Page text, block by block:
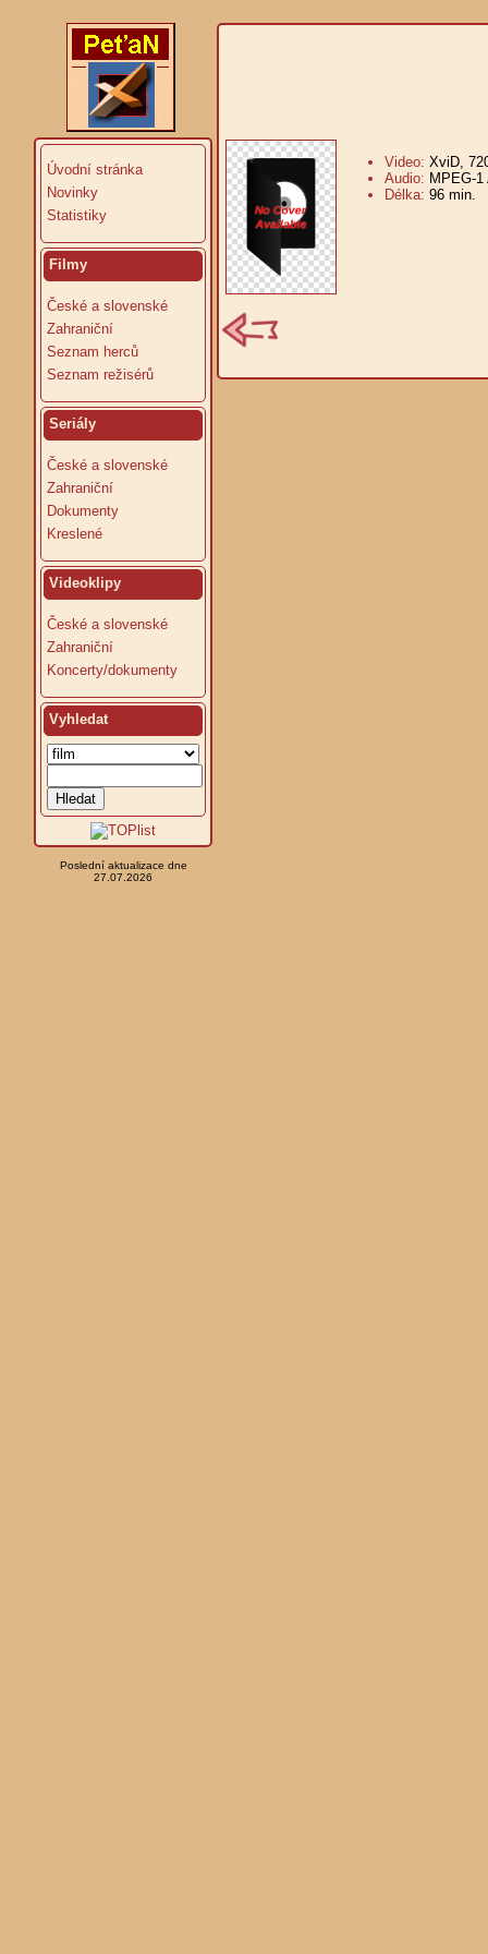
Úvodní stránka
Novinky
Statistiky
Filmy
České a slovenské
Zahraniční
Seznam herců
Seznam režisérů
Seriály
České a slovenské
Zahraniční
Dokumenty
Kreslené
Videoklipy
České a slovenské
Zahraniční
Koncerty/dokumenty
Vyhledat
Poslední aktualizace dne
27.07.2026
Video: XviD,
Audio: MPEG-
Délka: 96 min.